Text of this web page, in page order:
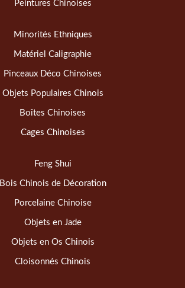
Peintures Chinoises
Minorités Ethniques
Matériel Caligraphie
Pinceaux Déco Chinoises
Objets Populaires Chinois
Boîtes Chinoises
Cages Chinoises
Feng Shui
Bois Chinois de Décoration
Porcelaine Chinoise
Objets en Jade
Objets en Os Chinois
Cloisonnés Chinois